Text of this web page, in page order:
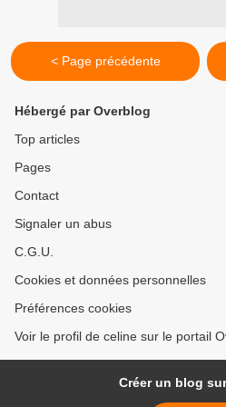
< Page précédente
Hébergé par Overblog
Top articles
Pages
Contact
Signaler un abus
C.G.U.
Cookies et données personnelles
Préférences cookies
Voir le profil de celine sur le portail
Créer un blog